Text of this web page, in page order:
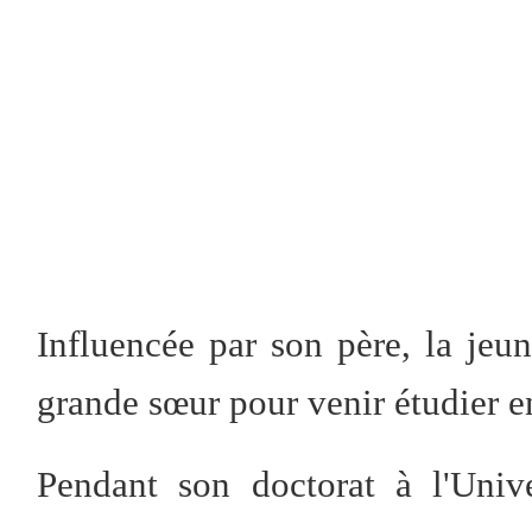
Influencée par son père, la
grande sœur pour venir étudier
Pendant son doctorat à